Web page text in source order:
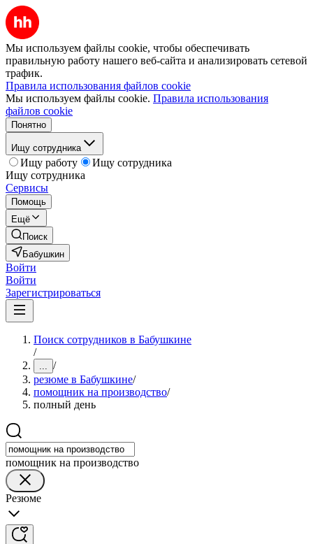
Мы используем файлы cookie, чтобы обеспечивать
правильную работу нашего веб-сайта и анализировать сетевой
трафик.
Правила использования файлов cookie
Мы используем файлы cookie. Правила использования
файлов cookie
Понятно
Ищу сотрудника
Ищу работу
Ищу сотрудника
Ищу сотрудника
Сервисы
Помощь
Ещё
Поиск
Бабушкин
Войти
Войти
Зарегистрироваться
Поиск сотрудников в Бабушкине
/
... /
резюме в Бабушкине/
помощник на производство/
полный день
помощник на производство
Резюме